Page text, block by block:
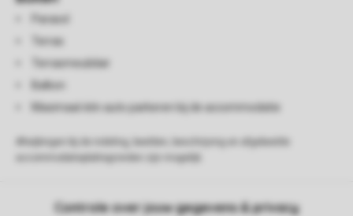
Parasol
Terras
Terrasmeubilair
Balkon
Maximaal één auto parkeren bij de accommodatie
Controle over jouw gegevens & privacy